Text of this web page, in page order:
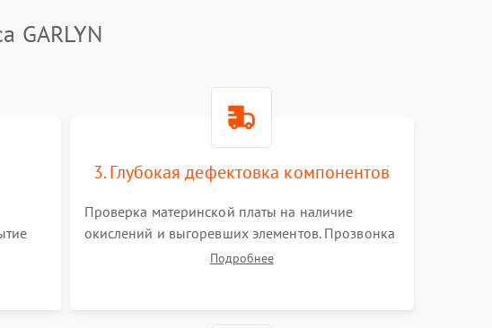
GARLYN
3. Глубокая дефектовка компонентов
Проверка материнской платы на наличие
окислений и выгоревших элементов. Прозвонка
цепей питания, тестирование приводных
Подробнее